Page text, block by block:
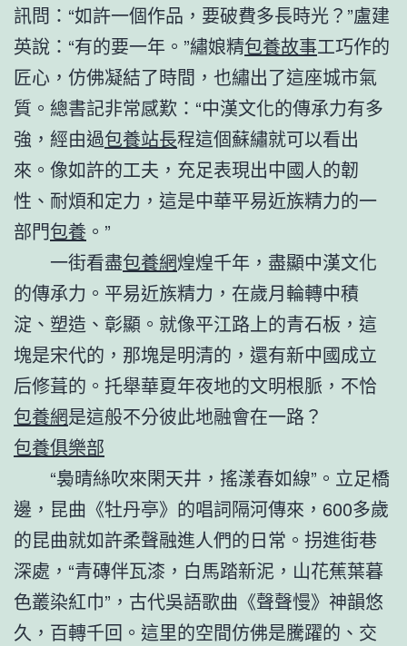
訊問：“如許一個作品，要破費多長時光？”盧建
英說：“有的要一年。”繡娘精包養故事工巧作的
匠心，仿佛凝結了時間，也繡出了這座城市氣
質。總書記非常感歎：“中漢文化的傳承力有多
強，經由過包養站長程這個蘇繡就可以看出
來。像如許的工夫，充足表現出中國人的韌
性、耐煩和定力，這是中華平易近族精力的一
部門包養 。”
一街看盡包養網煌煌千年，盡顯中漢文化
的傳承力。平易近族精力，在歲月輪轉中積
淀、塑造、彰顯。就像平江路上的青石板，這
塊是宋代的，那塊是明清的，還有新中國成立
后修葺的。托舉華夏年夜地的文明根脈，不恰
包養網是這般不分彼此地融會在一路？
包養俱樂部
“裊晴絲吹來閑天井，搖漾春如線”。立足橋
邊，昆曲《牡丹亭》的唱詞隔河傳來，600多歲
的昆曲就如許柔聲融進人們的日常。拐進街巷
深處，“青磚伴瓦漆，白馬踏新泥，山花蕉葉暮
色叢染紅巾”，古代吳語歌曲《聲聲慢》神韻悠
久，百轉千回。這里的空間仿佛是騰躍的、交